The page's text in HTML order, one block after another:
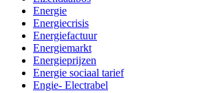
Energie
Energiecrisis
Energiefactuur
Energiemarkt
Energieprijzen
Energie sociaal tarief
Engie- Electrabel